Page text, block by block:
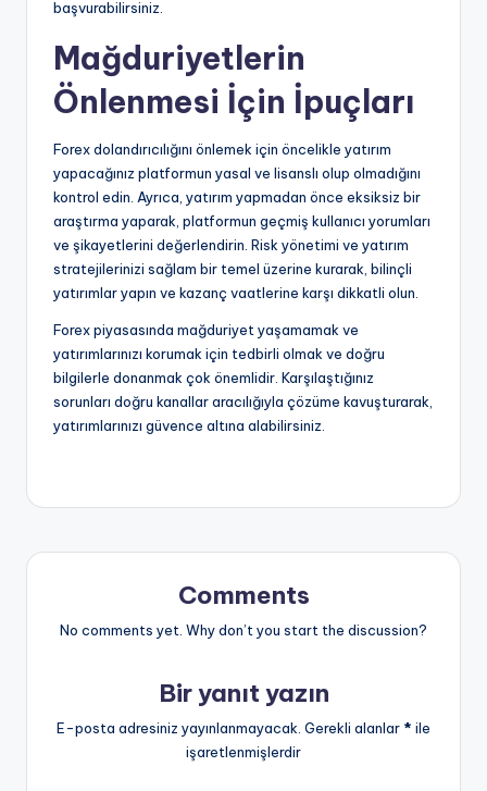
başvurabilirsiniz.
Mağduriyetlerin
Önlenmesi İçin İpuçları
Forex dolandırıcılığını önlemek için öncelikle yatırım
yapacağınız platformun yasal ve lisanslı olup olmadığını
kontrol edin. Ayrıca, yatırım yapmadan önce eksiksiz bir
araştırma yaparak, platformun geçmiş kullanıcı yorumları
ve şikayetlerini değerlendirin. Risk yönetimi ve yatırım
stratejilerinizi sağlam bir temel üzerine kurarak, bilinçli
yatırımlar yapın ve kazanç vaatlerine karşı dikkatli olun.
Forex piyasasında mağduriyet yaşamamak ve
yatırımlarınızı korumak için tedbirli olmak ve doğru
bilgilerle donanmak çok önemlidir. Karşılaştığınız
sorunları doğru kanallar aracılığıyla çözüme kavuşturarak,
yatırımlarınızı güvence altına alabilirsiniz.
Comments
No comments yet. Why don’t you start the discussion?
Bir yanıt yazın
E-posta adresiniz yayınlanmayacak. Gerekli alanlar * ile
işaretlenmişlerdir